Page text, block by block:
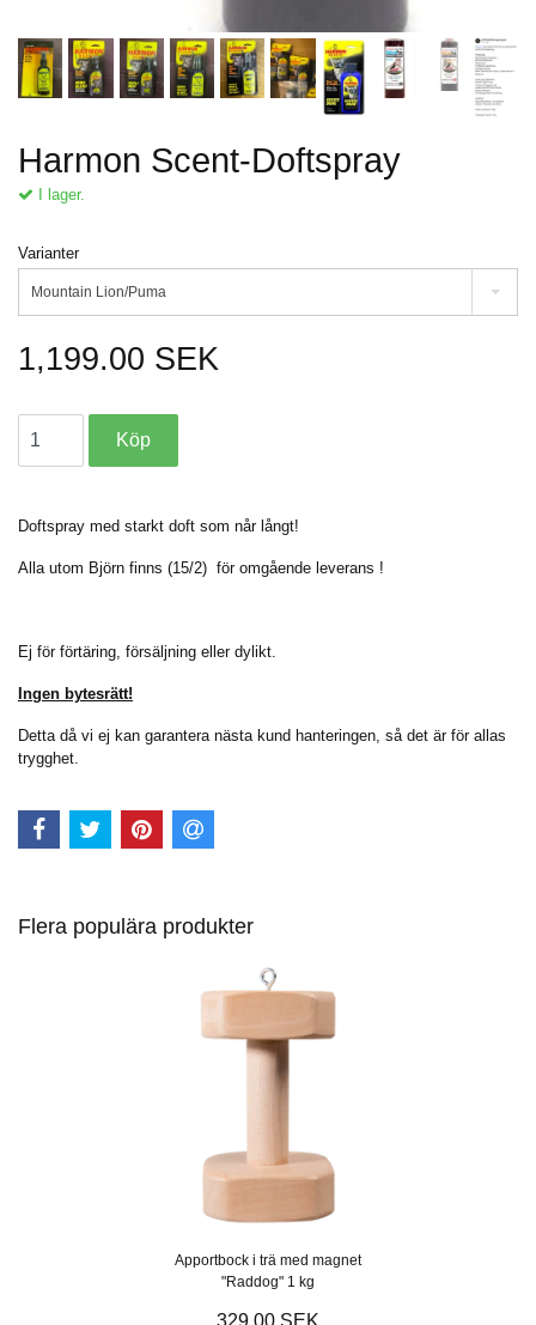
Harmon Scent-Doftspray
I lager.
Varianter
Mountain Lion/Puma
1,199.00 SEK
Doftspray med starkt doft som når långt!
Alla utom Björn finns (15/2) för omgående leverans !
Ej för förtäring, försäljning eller dylikt.
Ingen bytesrätt!
Detta då vi ej kan garantera nästa kund hanteringen, så det är för allas
trygghet.
Flera populära produkter
Apportbock i trä med magnet
"Raddog" 1 kg
329.00 SEK